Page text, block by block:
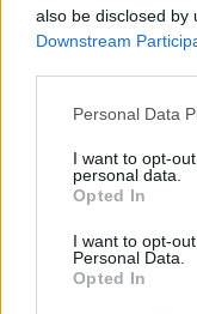
also be disclosed by
Downstream
Personal Data
I want to opt-
personal data.
Opted In
I want to opt-
Personal Data.
Opted In
FacebookTwitter
PREVIOUS
Ταμείο Ανάκαμψης: